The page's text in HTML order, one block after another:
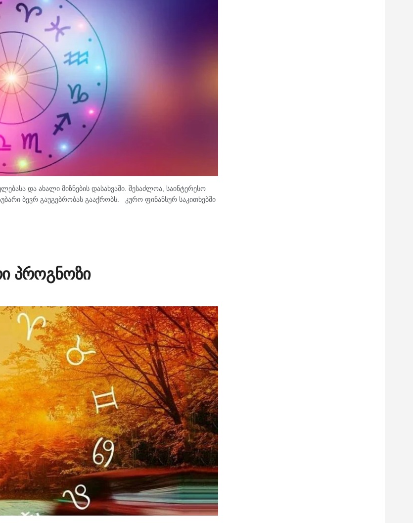
და ახალი მიზნების დასახვაში. შესაძლოა, საინტერესო
ბევრ გაუგებრობას გააქრობს. კურო ფინანსურ საკითხებში
პროგნოზი